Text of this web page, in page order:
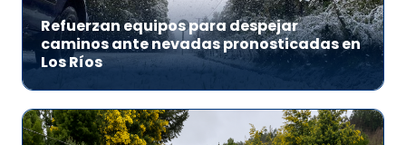
Refuerzan equipos para despejar
caminos ante nevadas pronosticadas en
Los Ríos